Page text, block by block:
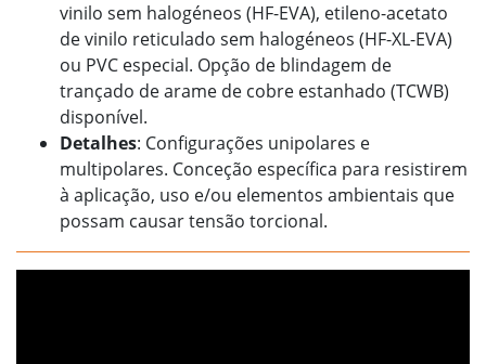
vinilo sem halogéneos (HF-EVA), etileno-acetato
de vinilo reticulado sem halogéneos (HF-XL-EVA)
ou PVC especial. Opção de blindagem de
trançado de arame de cobre estanhado (TCWB)
disponível.
Detalhes: Configurações unipolares e
multipolares. Conceção específica para resistirem
à aplicação, uso e/ou elementos ambientais que
possam causar tensão torcional.